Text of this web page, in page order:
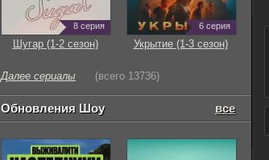
8 серия
Шугар (1-2 сезон)
6 серия
Укрытие (1-3 сезон)
Далее сериалы (всего 13736)
Обновления Шоу все